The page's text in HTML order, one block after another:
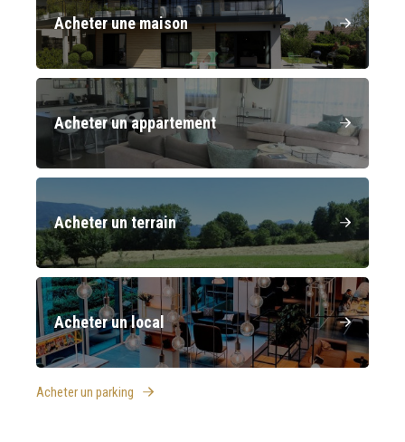
Acheter une maison
Acheter un appartement
Acheter un terrain
Acheter un local
Acheter un parking